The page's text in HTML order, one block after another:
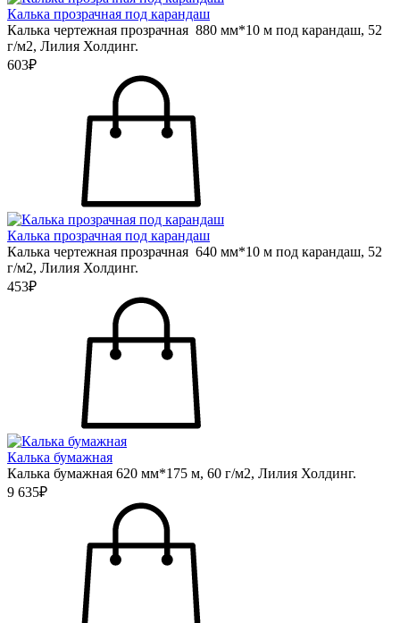
Калька прозрачная под карандаш
Калька чертежная прозрачная 880 мм*10 м под карандаш, 52
г/м2, Лилия Холдинг.
603₽
Калька прозрачная под карандаш
Калька чертежная прозрачная 640 мм*10 м под карандаш, 52
г/м2, Лилия Холдинг.
453₽
Калька бумажная
Калька бумажная 620 мм*175 м, 60 г/м2, Лилия Холдинг.
9 635₽